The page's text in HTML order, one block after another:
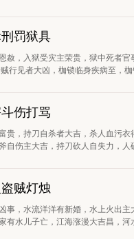
罚狱具
赦，入狱受灾主荣贵，狱中死者
行见者大凶，枷锁临身疾病至，
伤打骂
贵，持刀自杀者大吉，杀人血污
自伤主大吉，持刀砍人自失力，
贼灯烛
事，水流洋洋有新婚，水上火出
有水儿子亡，江海涨漫大吉昌，